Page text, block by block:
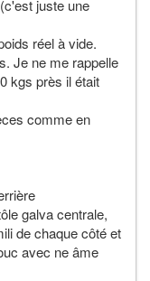
juste une
réel à vide.
Je ne me rappelle
kgs près il était
comme en
galva centrale,
de chaque côté et
avec ne âme